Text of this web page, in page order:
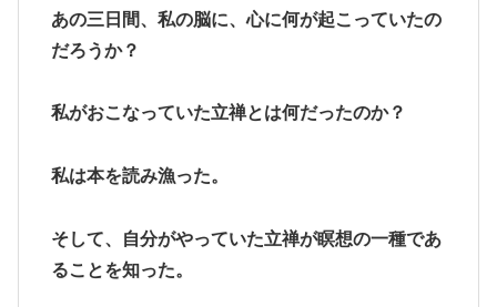
あの三日間、私の脳に、心に何が起こっていたの
だろうか？
私がおこなっていた立禅とは何だったのか？
私は本を読み漁った。
そして、自分がやっていた立禅が瞑想の一種であ
ることを知った。